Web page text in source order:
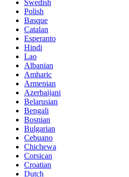
Swedish
Polish
Basque
Catalan
Esperanto
Hindi
Lao
Albanian
Amharic
Armenian
Azerbaijani
Belarusian
Bengali
Bosnian
Bulgarian
Cebuano
Chichewa
Corsican
Croatian
Dutch